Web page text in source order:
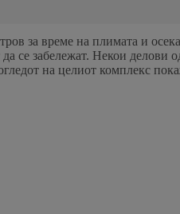
за време на плимата и
се забележат. Некои делови
на целиот комплекс